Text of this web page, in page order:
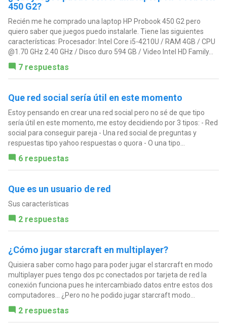
450 G2?
Recién me he comprado una laptop HP Probook 450 G2 pero
quiero saber que juegos puedo instalarle. Tiene las siguientes
características: Procesador: Intel Core i5-4210U / RAM 4GB / CPU
@1.70 GHz 2.40 GHz / Disco duro 594 GB / Video Intel HD Family...
7 respuestas
Que red social sería útil en este momento
Estoy pensando en crear una red social pero no sé de que tipo
sería útil en este momento, me estoy decidiendo por 3 tipos: - Red
social para conseguir pareja - Una red social de preguntas y
respuestas tipo yahoo respuestas o quora - O una tipo...
6 respuestas
Que es un usuario de red
Sus características
2 respuestas
¿Cómo jugar starcraft en multiplayer?
Quisiera saber como hago para poder jugar el starcraft en modo
multiplayer pues tengo dos pc conectados por tarjeta de red la
conexión funciona pues he intercambiado datos entre estos dos
computadores... ¿Pero no he podido jugar starcraft modo...
2 respuestas